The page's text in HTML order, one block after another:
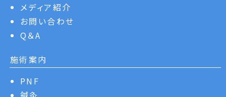
メディア紹介
お問い合わせ
Q＆A
施術案内
PNF